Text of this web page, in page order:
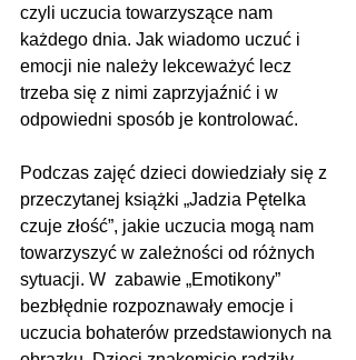
czyli uczucia towarzyszące nam
każdego dnia. Jak wiadomo uczuć i
emocji nie należy lekceważyć lecz
trzeba się z nimi zaprzyjaźnić i w
odpowiedni sposób je kontrolować.
Podczas zajęć dzieci dowiedziały się z
przeczytanej książki „Jadzia Pętelka
czuje złość”, jakie uczucia mogą nam
towarzyszyć w zależności od różnych
sytuacji. W  zabawie „Emotikony”
bezbłędnie rozpoznawały emocje i
uczucia bohaterów przedstawionych na